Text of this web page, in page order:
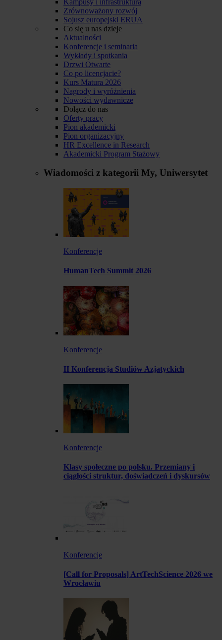
Zrównoważony rozwój
Sojusz europejski ERUA
Co się u nas dzieje
Aktualności
Konferencje i seminaria
Wykłady i spotkania
Drzwi Otwarte
Co po licencjacie?
Kurs Matura 2026
Nagrody i wyróżnienia
Nowości wydawnicze
Dołącz do nas
Oferty pracy
Pion akademicki
Pion organizacyjny
HR Excellence in Research
Akademicki Program Stażowy
Wiadomości z kategorii My, Uniwersytet
Konferencje
HumanTech Summit 2026
Konferencje
II Konferencja Studiów Azjatyckich
Konferencje
Klasy społeczne po polsku. Przemiany i
ciągłości struktur, doświadczeń i dyskursów
Konferencje
[Call for Proposals] ArtTechScience 2026 we
Wrocławiu